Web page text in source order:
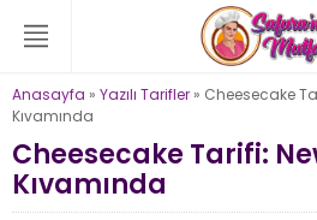
Anasayfa » Yazılı Tarifler » Cheesecake
Kıvamında
Cheesecake Tarifi:
Kıvamında